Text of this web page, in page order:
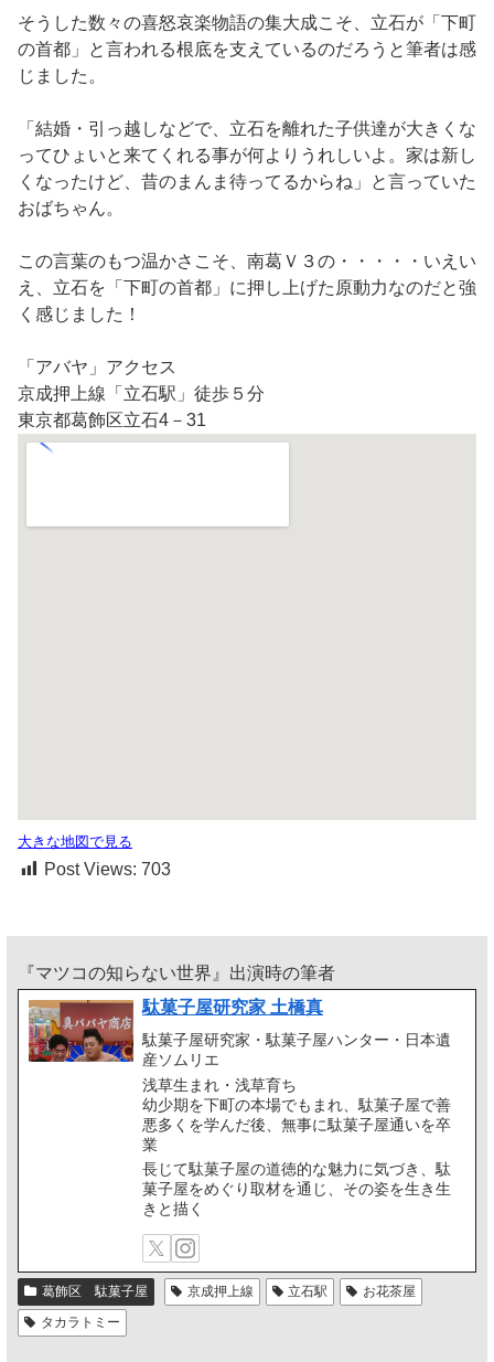
そうした数々の喜怒哀楽物語の集大成こそ、立石が「下町
の首都」と言われる根底を支えているのだろうと筆者は感
じました。
「結婚・引っ越しなどで、立石を離れた子供達が大きくな
ってひょいと来てくれる事が何よりうれしいよ。家は新し
くなったけど、昔のまんま待ってるからね」と言っていた
おばちゃん。
この言葉のもつ温かさこそ、南葛Ｖ３の・・・・・いえい
え、立石を「下町の首都」に押し上げた原動力なのだと強
く感じました！
「アバヤ」アクセス
京成押上線「立石駅」徒歩５分
東京都葛飾区立石4－31
大きな地図で見る
Post Views: 703
『マツコの知らない世界』出演時の筆者
駄菓子屋研究家 土橋真
駄菓子屋研究家・駄菓子屋ハンター・日本遺
産ソムリエ
浅草生まれ・浅草育ち
幼少期を下町の本場でもまれ、駄菓子屋で善
悪多くを学んだ後、無事に駄菓子屋通いを卒
業
長じて駄菓子屋の道徳的な魅力に気づき、駄
菓子屋をめぐり取材を通じ、その姿を生き生
きと描く
葛飾区 駄菓子屋 京成押上線 立石駅
お花茶屋
タカラトミー